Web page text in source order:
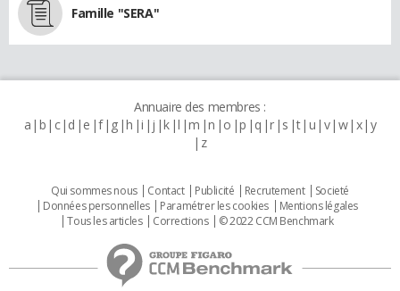
Famille "SERA"
Annuaire des membres :
a b c d e f g h i j k l m n o p q r s t u v w x y
z
Qui sommes nous Contact Publicité Recrutement
Societé
Données personnelles
Paramétrer les cookies
Mentions légales
Tous les articles
Corrections © 2022 CCM Benchmark